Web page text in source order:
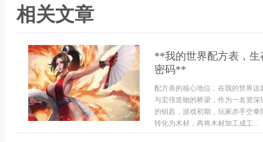
相关文章
**我的世界配方表，
密码**
配方表的核心地位，在我的世界
与宏伟造物的桥梁，作为一名资
的钥匙，游戏初期，玩家赤手空
转化为木材，再将木材加工成工...